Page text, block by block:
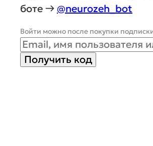
боте → @neurozeh_bot
Войти можно после покупки
Получить код